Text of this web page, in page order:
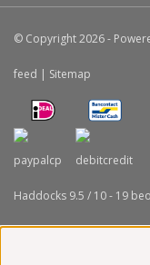
© Copyright 2026 -
feed | Sitemap
Haddocks 9.5 / 10- 19